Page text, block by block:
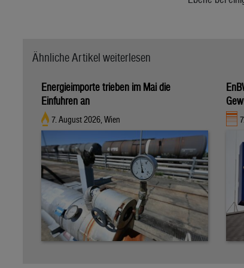
Ähnliche Artikel weiterlesen
Energieimporte trieben im Mai die
Einfuhren an
7. August 2026, Wien